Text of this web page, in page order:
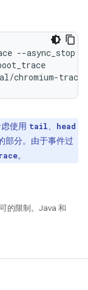
--async_stop
chromium-
使用 tail、 head
部分。由于事件过
。
的限制。Java 和